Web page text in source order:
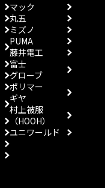
マック
丸五
ミズノ
PUMA
藤井電工
富士
グローブ
ポリマー
ギヤ
村上被服
（HOOH）
ユニワールド